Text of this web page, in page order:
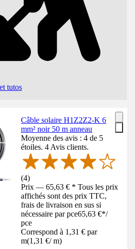
tutos
Câble solaire H1Z2Z2-K 6
mm² noir 50 m anneau
Moyenne des avis : 4 de 5
étoiles. 4 Avis clients.
(4)
Prix — 65,63 € * Tous les prix
affichés sont des prix TTC,
frais de livraison en sus si
nécessaire par pce65,63 €*/
pce
Correspond à 1,31 € par
m(1,31 €/ m)